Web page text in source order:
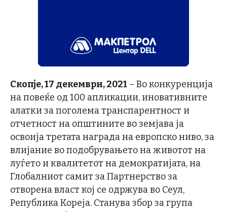
Скопје, 17 декември, 2021 – Во конкуренција
на повеќе од 100 апликации, иновативните
алатки за поголема транспарентност и
отчетност на општините во земјава ја
освоија третата награда на европско ниво, за
влијание во подобрувањето на животот на
луѓето и квалитетот на демократијата, на
Глобалниот самит за Партнерство за
отворена власт кој се одржува во Сеул,
Република Кореја. Станува збор за група